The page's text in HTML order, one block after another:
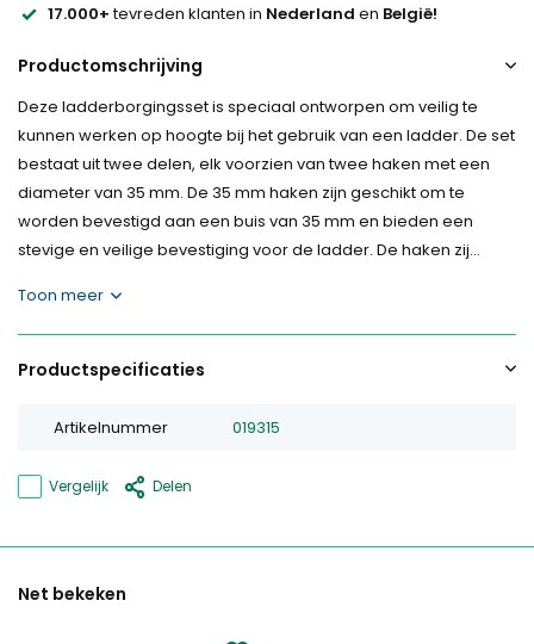
17.000+tevreden klanten in Nederland en België!
Productomschrijving
Deze ladderborgingsset is speciaal ontworpen om veilig te
kunnen werken op hoogte bij het gebruik van een ladder. De set
bestaat uit twee delen, elk voorzien van twee haken met een
diameter van 35 mm. De 35 mm haken zijn geschikt om te
worden bevestigd aan een buis van 35 mm en bieden een
stevige en veilige bevestiging voor de ladder. De haken zij...
Toon meer
Productspecificaties
Artikelnummer 019315
Vergelijk Delen
Net bekeken